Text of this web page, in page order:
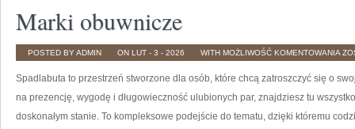
Marki obuwnicze
POSTED BY ADMIN ON LUT - 3 - 2026 WITH MOŻLIWOŚĆ KOMENTOWANIA
Spadlabuta to przestrzeń stworzone dla osób, które chcą zatroszczyć się o
na prezencję, wygodę i długowieczność ulubionych par, znajdziesz tu
doskonałym stanie. To kompleksowe podejście do tematu, dzięki któremu